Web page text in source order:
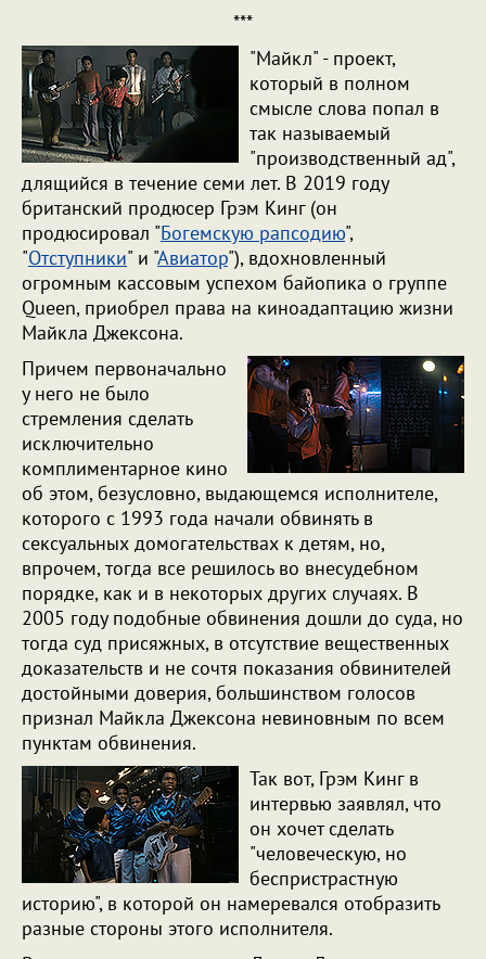
***
"Майкл" - проект,
который в полном
смысле слова попал в
так называемый
"производственный ад",
длящийся в течение семи лет. В 2019 году
британский продюсер Грэм Кинг (он
продюсировал "Богемскую рапсодию",
"Отступники" и "Авиатор"), вдохновленный
огромным кассовым успехом байопика о группе
Queen, приобрел права на киноадаптацию жизни
Майкла Джексона.
Причем первоначально
у него не было
стремления сделать
исключительно
комплиментарное кино
об этом, безусловно, выдающемся исполнителе,
которого с 1993 года начали обвинять в
сексуальных домогательствах к детям, но,
впрочем, тогда все решилось во внесудебном
порядке, как и в некоторых других случаях. В
2005 году подобные обвинения дошли до суда, но
тогда суд присяжных, в отсутствие вещественных
доказательств и не сочтя показания обвинителей
достойными доверия, большинством голосов
признал Майкла Джексона невиновным по всем
пунктам обвинения.
Так вот, Грэм Кинг в
интервью заявлял, что
он хочет сделать
"человеческую, но
беспристрастную
историю", в которой он намеревался отобразить
разные стороны этого исполнителя.